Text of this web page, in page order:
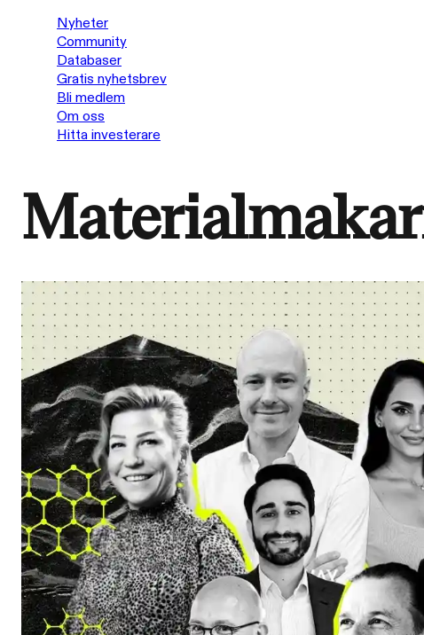
Nyheter
Community
Databaser
Gratis nyhetsbrev
Bli medlem
Om oss
Hitta investerare